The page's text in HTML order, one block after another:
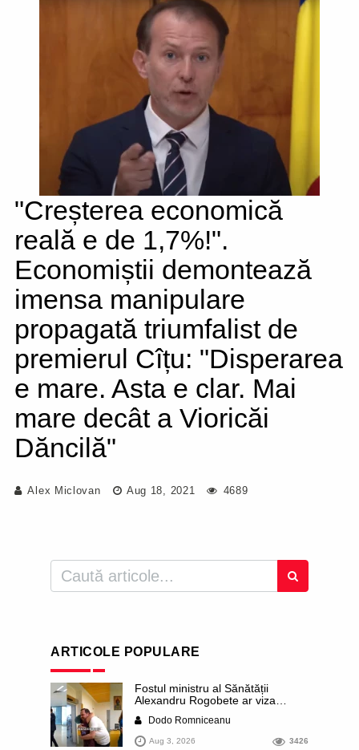
"Creșterea economică
reală e de 1,7%!".
Economiștii demontează
imensa manipulare
propagată triumfalist de
premierul Cîțu: "Disperarea
e mare. Asta e clar. Mai
mare decât a Vioricăi
Dăncilă"
Alex Miclovan Aug 18, 2021 4689
ARTICOLE POPULARE
Fostul ministru al Sănătății
Alexandru Rogobete ar viza
al orașului Timișoara. Pesedistul
publică imagini demne de Coreea
Dodo Romniceanu
Aug 3, 2026 3426